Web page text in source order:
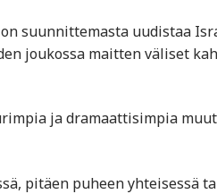
suunnittemasta uudistaa
joukossa maitten väliset
ja dramaattisimpia
pitäen puheen yhteisessä